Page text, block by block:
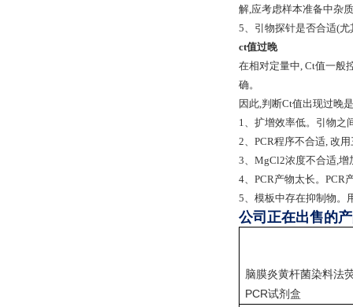
解,应考虑样本准备中杂
5、引物探针是否合适(
ct值过晚
在相对定量中, Ct值一般
确。
因此,判断Ct值出现过晚
1、扩增效率低。引物之
2、PCR程序不合适, 改
3、MgCl2浓度不合适,增
4、PCR产物太长。PCR
5、模板中存在抑制物。
公司正在出售的
脑膜炎黄杆菌染料法
PCR试剂盒